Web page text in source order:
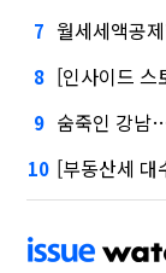
7 월세세액공
8 [인사이드
9 숨죽인 강남
10 [부동산세 대